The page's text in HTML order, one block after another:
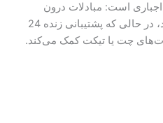
یک مزیت بارز، عدم وجود KYC اجباری است: مبادلات درون
برنامه‌ای ناشناس باقی می‌مانند، در حالی که پشتیبانی زنده 24
چت یا تیکت کمک می‌کند.